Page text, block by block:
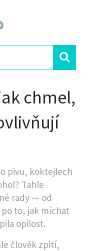
chmel,
pivu, koktejlech
Tahle
rady — od
po to, jak míchat
opilost.
člověk zpití,